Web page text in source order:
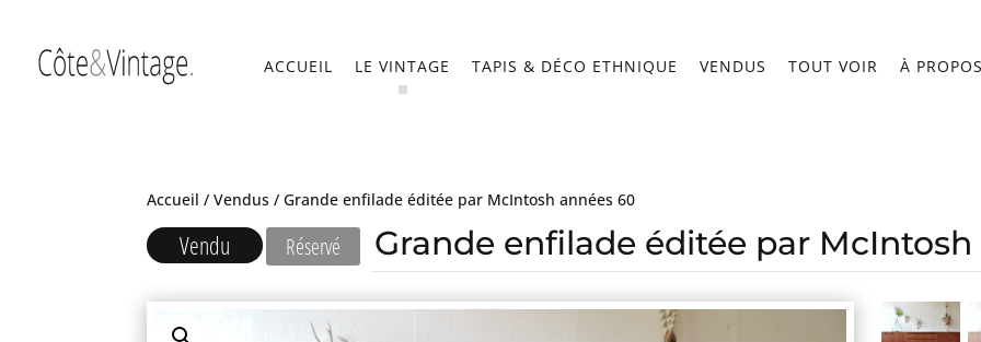
ACCUEIL LE VINTAGE TAPIS & DÉCO ETHNIQUE VENDUS TOUT VOIR À
Accueil /Vendus / Grande enfilade éditée par McIntosh années 60
Vendu Réservé Grande enfilade éditée par